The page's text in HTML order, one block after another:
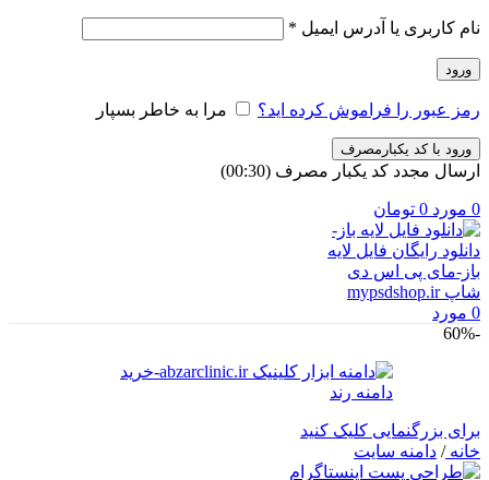
نام کاربری یا آدرس ایمیل *
ورود
رمز عبور را فراموش کرده اید؟ مرا به خاطر بسپار
ورود با کد یکبارمصرف
ارسال مجدد کد یکبار مصرف (00:
30
)
0 مورد 0 تومان
0 مورد
-60%
برای بزرگنمایی کلیک کنید
خانه/ دامنه سایت